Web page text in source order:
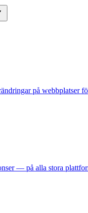
på webbplatser
— på alla stora